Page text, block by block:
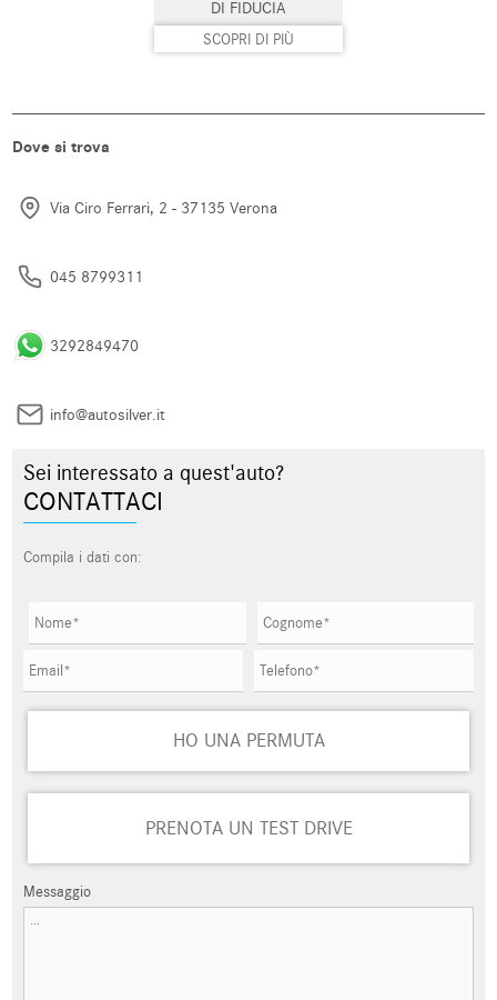
DI FIDUCIA
SCOPRI DI PIÙ
Dove si trova
Via Ciro Ferrari, 2 - 37135 Verona
045 8799311
3292849470
info@autosilver.it
Sei interessato a quest'auto?
CONTATTACI
Compila i dati con:
HO UNA PERMUTA
PRENOTA UN TEST DRIVE
Messaggio